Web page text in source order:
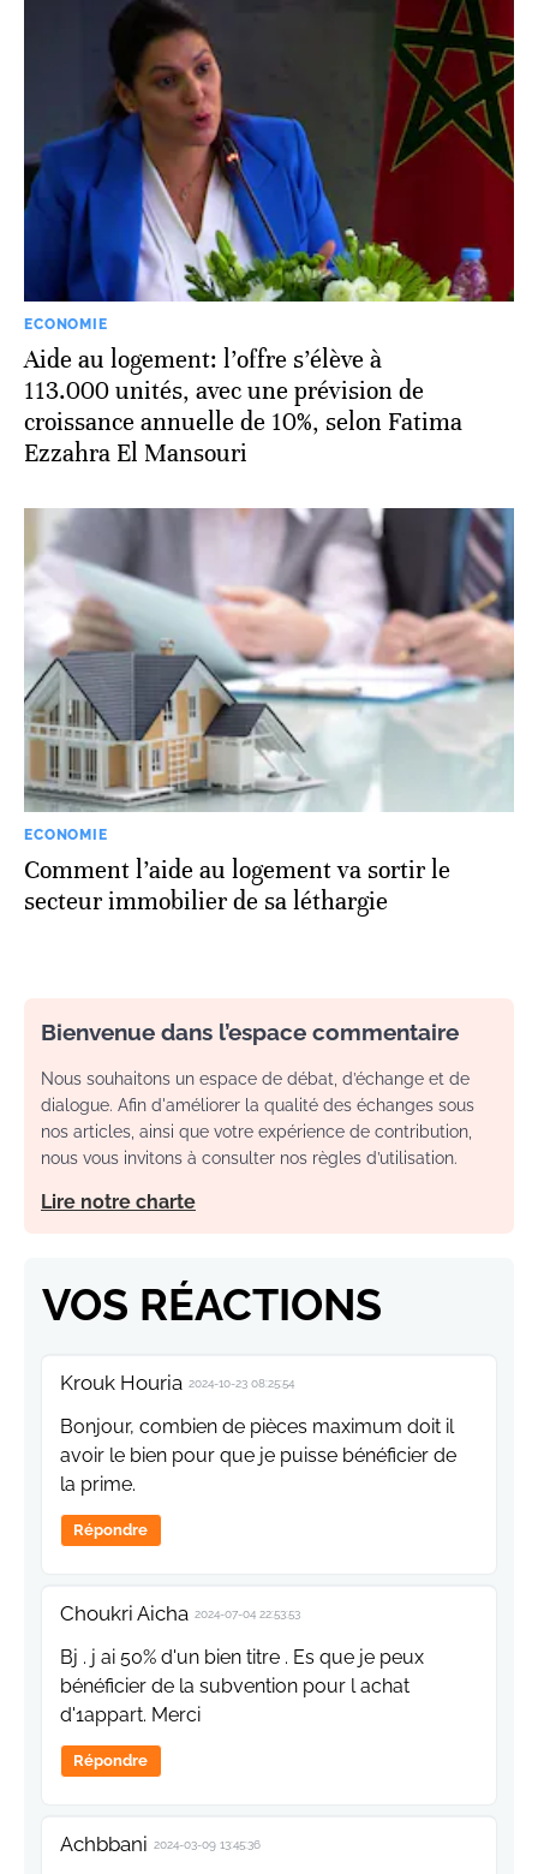
ECONOMIE
Aide au logement: l’offre s’élève à
113.000 unités, avec une prévision de
croissance annuelle de 10%, selon Fatima
Ezzahra El Mansouri
ECONOMIE
Comment l’aide au logement va sortir le
secteur immobilier de sa léthargie
Bienvenue dans l’espace commentaire
Nous souhaitons un espace de débat, d’échange et de
dialogue. Afin d'améliorer la qualité des échanges sous
nos articles, ainsi que votre expérience de contribution,
nous vous invitons à consulter nos règles d’utilisation.
Lire notre charte
VOS RÉACTIONS
Krouk Houria 2024-10-23 08:25:54
Bonjour, combien de pièces maximum doit il
avoir le bien pour que je puisse bénéficier de
la prime.
Répondre
Choukri Aicha 2024-07-04 22:53:53
Bj . j ai 50% d'un bien titre . Es que je peux
bénéficier de la subvention pour l achat
d'1appart. Merci
Répondre
Achbbani 2024-03-09 13:45:36